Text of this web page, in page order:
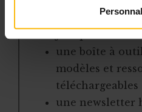
la veille sur les
une boîte à
modèles et
téléchargeables
une newsletter